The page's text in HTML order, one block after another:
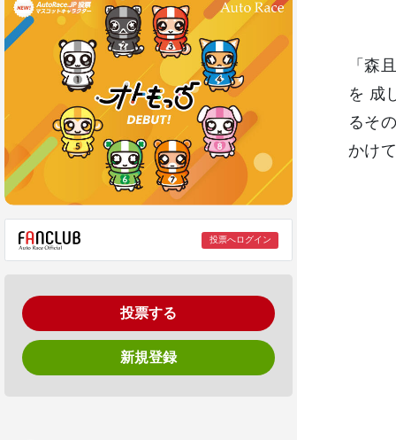
投票へログイン
投票する
新規登録
「森
を 成
るそ
かけ